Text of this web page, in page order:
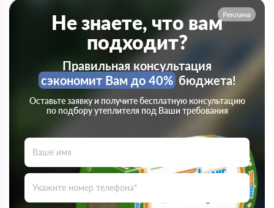
Реклама
Не знаете, что вам
подходит?
Правильная консультация
сэкономит Вам до 40%бюджета!
Оставьте заявку и получите бесплатную консультацию
по подбору утеплителя под Ваши требования